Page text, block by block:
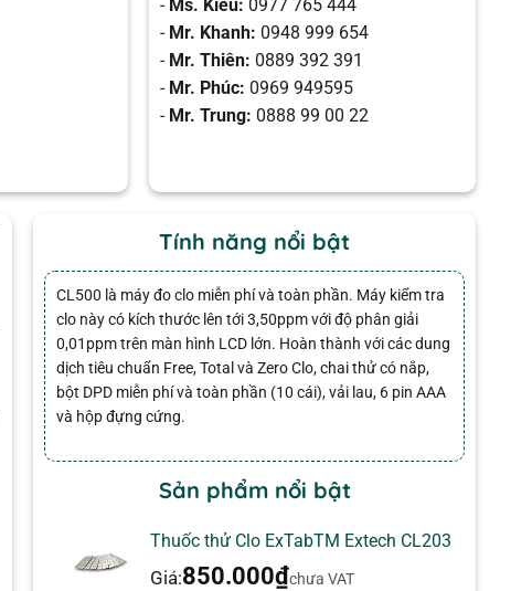
- Ms. Kiều: 0977 765 444
- Mr. Khanh: 0948 999 654
- Mr. Thiên: 0889 392 391
- Mr. Phúc: 0969 949595
- Mr. Trung: 0888 99 00 22
Tính năng nổi bật
CL500 là máy đo clo miễn phí và toàn phần. Máy kiểm tra
clo này có kích thước lên tới 3,50ppm với độ phân giải
0,01ppm trên màn hình LCD lớn. Hoàn thành với các dung
dịch tiêu chuẩn Free, Total và Zero Clo, chai thử có nắp,
bột DPD miễn phí và toàn phần (10 cái), vải lau, 6 pin AAA
và hộp đựng cứng.
Sản phẩm nổi bật
Thuốc thử Clo ExTabTM Extech CL203
Giá:850.000₫chưa VAT